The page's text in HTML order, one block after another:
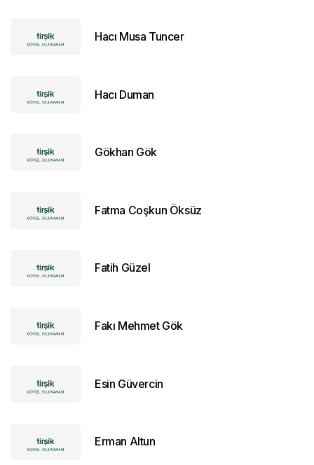
Hacı Musa Tuncer
Hacı Duman
Gökhan Gök
Fatma Coşkun Öksüz
Fatih Güzel
Fakı Mehmet Gök
Esin Güvercin
Erman Altun